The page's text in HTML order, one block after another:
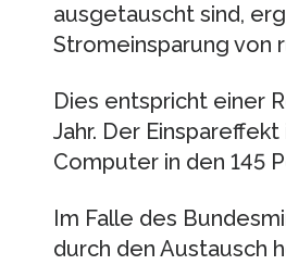
ausgetauscht sind,
Stromeinsparung von
Dies entspricht einer
Jahr. Der
Computer in den 145
Im Falle des
durch den Austausch